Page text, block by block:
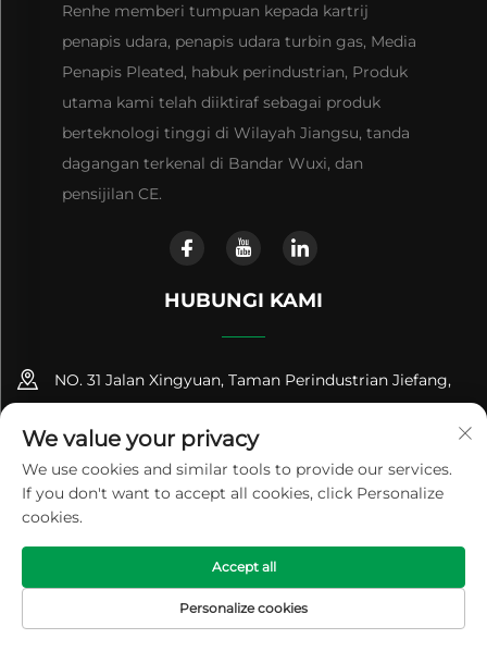
Renhe memberi tumpuan kepada kartrij
penapis udara, penapis udara turbin gas, Media
Penapis Pleated, habuk perindustrian, Produk
utama kami telah diiktiraf sebagai produk
berteknologi tinggi di Wilayah Jiangsu, tanda
dagangan terkenal di Bandar Wuxi, dan
pensijilan CE.
HUBUNGI KAMI
NO. 31 Jalan Xingyuan, Taman Perindustrian Jiefang,
China (214414)
+86-18961600368
Hak Cipta © 2024 Jiangsu Renhe Environmental Equipments
Co., Ltd Dasar Privasi
HALAMAN
We value your privacy
We use cookies and similar tools to provide our services.
If you don't want to accept all cookies, click Personalize
cookies.
Personalize cookies
Accept all